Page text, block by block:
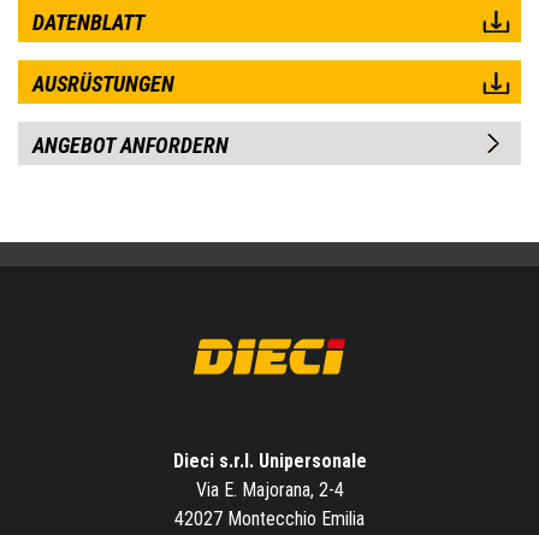
DATENBLATT
AUSRÜSTUNGEN
ANGEBOT ANFORDERN
Dieci s.r.l. Unipersonale
Via E. Majorana, 2-4
42027 Montecchio Emilia